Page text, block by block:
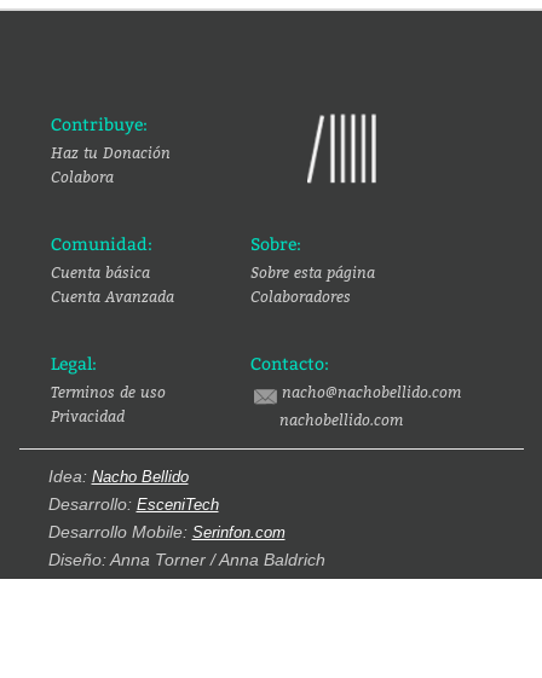
Contribuye:
Haz tu Donación
Colabora
Comunidad:
Cuenta básica
Cuenta Avanzada
Sobre:
Sobre esta página
Colaboradores
Legal:
Terminos de uso
Privacidad
Contacto:
nacho@nachobellido.com
nachobellido.com
Idea: Nacho Bellido
Desarrollo: EsceniTech
Desarrollo Mobile: Serinfon.com
Diseño: Anna Torner / Anna Baldrich